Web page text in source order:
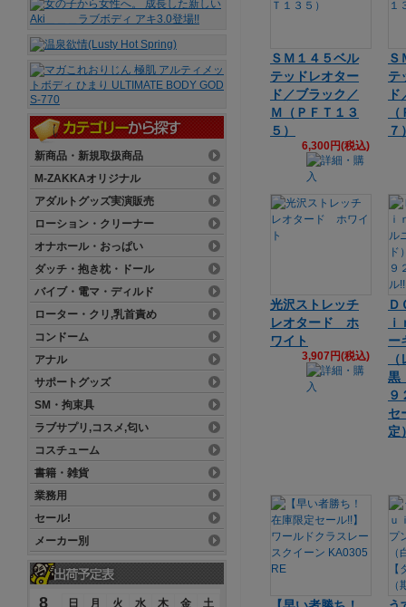
ＳＭ１４５ベル
テッドレオター
ド／ブラック／
Ｍ（ＰＦＴ１３
５）
6,300円(税込)
Ｓ
テ
７
光沢ストレッチ
レオタード ホ
ワイト
3,907円(税込)
Ｄ
ー
黒
９
セ
定
新商品・新規取扱商品
M-ZAKKAオリジナル
アダルトグッズ実演販売
ローション・クリーナー
オナホール・おっぱい
ダッチ・抱き枕・ドール
バイブ・電マ・ディルド
ローター・クリ,乳首責め
コンドーム
アナル
サポートグッズ
SM・拘束具
ラブサプリ,コスメ,匂い
コスチューム
書籍・雑貨
業務用
セール!
メーカー別
8 日 月 火 水 木 金 土